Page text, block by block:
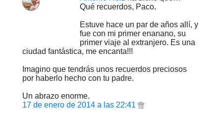
Qué recuerdos, Paco.
Estuve hace un par de años allí, y
fue con mi primer enanano, su
primer viaje al extranjero. Es una
ciudad fantástica, me encanta!!!
Imagino que tendrás unos recuerdos preciosos
por haberlo hecho con tu padre.
Un abrazo enorme.
17 de enero de 2014 a las 22:41